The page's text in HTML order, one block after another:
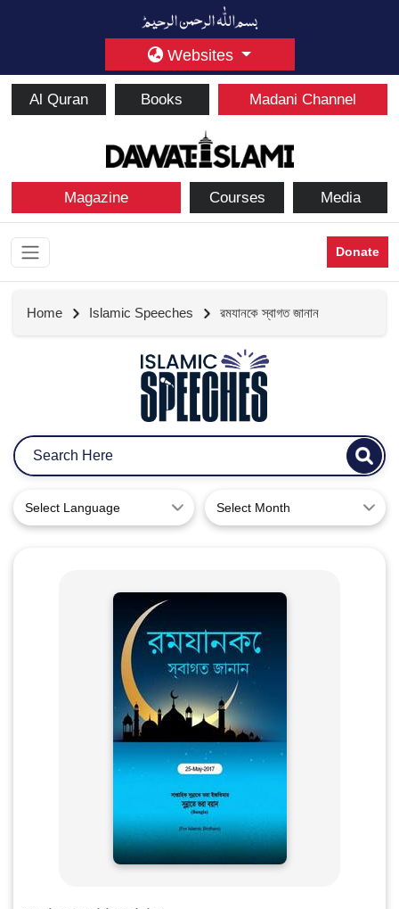
Websites
Al Quran Books Madani Channel
Magazine Courses Media
Donate
Home Islamic Speeches রমযানকে স্বাগত জানান
Select Language Select Month